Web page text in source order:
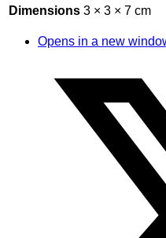
Dimensions 3 × 3 × 7 cm
Opens in a new